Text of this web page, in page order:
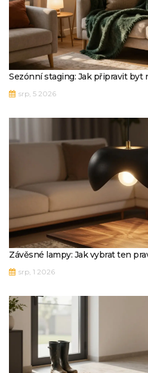
Sezónní staging: Jak připravit byt
srp, 5 2026
Závěsné lampy: Jak vybrat ten
srp, 1 2026